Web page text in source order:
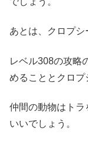
あとは、クロプシ
レベル308の攻略
めることとクロプ
仲間の動物はトラ
いいでしょう。